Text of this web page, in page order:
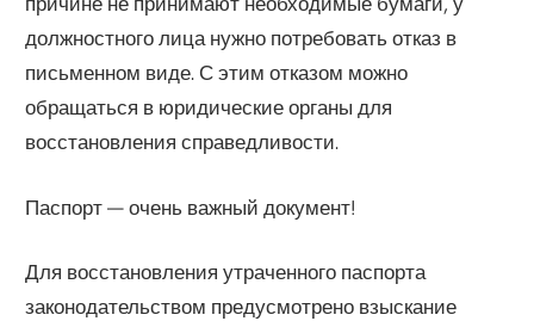
должностного лица нужно потребовать отказ в
письменном виде. С этим отказом можно
обращаться в юридические органы для
восстановления справедливости.
Паспорт — очень важный документ!
Для восстановления утраченного паспорта
законодательством предусмотрено взыскание